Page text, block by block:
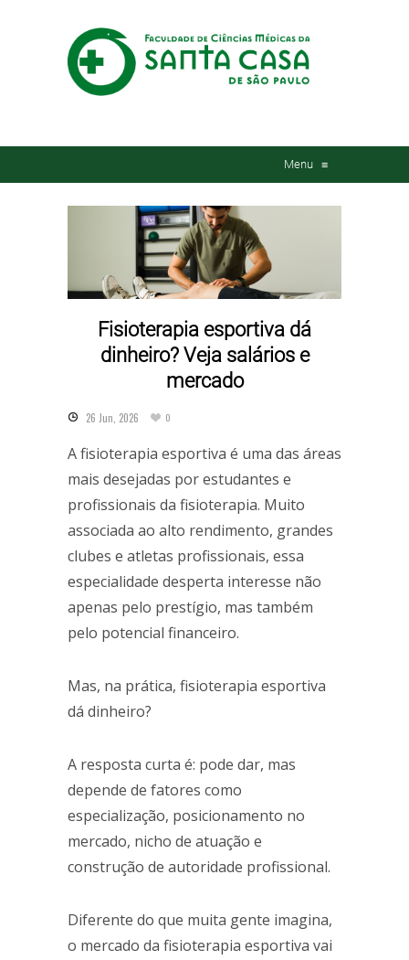
Menu ≡
Fisioterapia esportiva dá
dinheiro? Veja salários e
mercado
26 Jun, 2026 0
A fisioterapia esportiva é uma das áreas
mais desejadas por estudantes e
profissionais da fisioterapia. Muito
associada ao alto rendimento, grandes
clubes e atletas profissionais, essa
especialidade desperta interesse não
apenas pelo prestígio, mas também
pelo potencial financeiro.
Mas, na prática, fisioterapia esportiva
dá dinheiro?
A resposta curta é: pode dar, mas
depende de fatores como
especialização, posicionamento no
mercado, nicho de atuação e
construção de autoridade profissional.
Diferente do que muita gente imagina,
o mercado da fisioterapia esportiva vai